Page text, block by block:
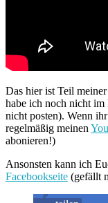
Das hier ist Teil
habe ich noch nicht im
nicht posten). Wenn
regelmäßig meinen
abonieren!)
Ansonsten kann ich
Facebookseite (gefällt